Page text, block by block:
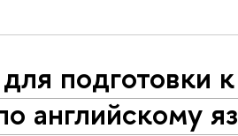
подготовки
английскому